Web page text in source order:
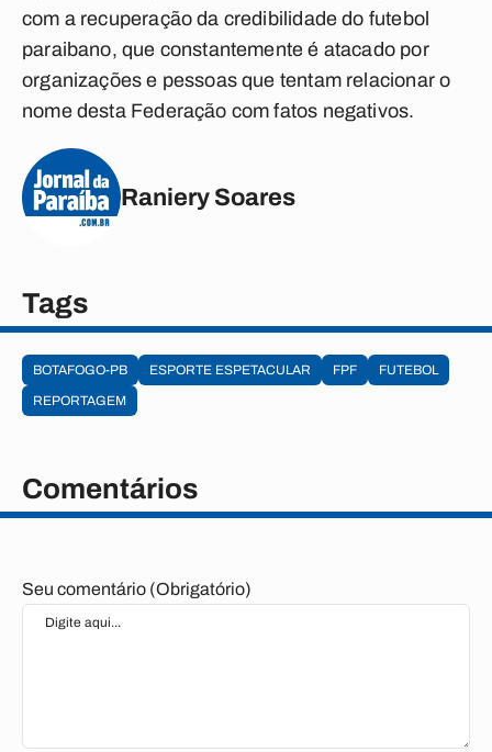
com a recuperação da credibilidade do futebol
paraibano, que constantemente é atacado por
organizações e pessoas que tentam relacionar o
nome desta Federação com fatos negativos.
Raniery Soares
Tags
BOTAFOGO-PB ESPORTE ESPETACULAR FPF
FUTEBOL
REPORTAGEM
Comentários
Seu comentário (Obrigatório)